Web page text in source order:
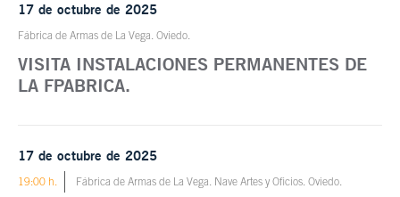
17 de octubre de 2025
Fábrica de Armas de La Vega. Oviedo.
VISITA INSTALACIONES PERMANENTES DE
LA FPABRICA.
17 de octubre de 2025
19:00 h. Fábrica de Armas de La Vega. Nave Artes y Oficios. Oviedo.